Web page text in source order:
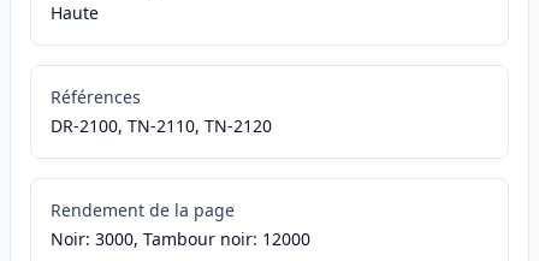
Haute
Références
DR-2100, TN-2110, TN-2120
Rendement de la page
Noir: 3000, Tambour noir: 12000